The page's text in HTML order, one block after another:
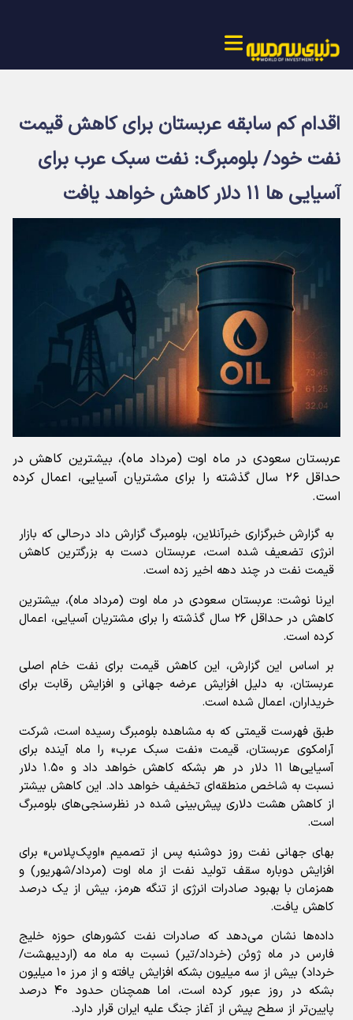
اقدام کم سابقه عربستان برای کاهش قیمت
نفت خود/ بلومبرگ: نفت سبک عرب برای
آسیایی ها ۱۱ دلار کاهش خواهد یافت
عربستان سعودی در ماه اوت (مرداد ماه)، بیشترین کاهش در
حداقل ۲۶ سال گذشته را برای مشتریان آسیایی، اعمال کرده
است.
به گزارش خبرگزاری‌ خبرآنلاین، بلومبرگ گزارش داد درحالی که بازار
انرژی تضعیف شده است، عربستان دست به بزرگترین کاهش
قیمت نفت در چند دهه اخیر زده است.
ایرنا نوشت: عربستان سعودی در ماه اوت (مرداد ماه)، بیشترین
کاهش در حداقل ۲۶ سال گذشته را برای مشتریان آسیایی، اعمال
کرده است.
بر اساس این گزارش، این کاهش قیمت برای نفت خام اصلی
عربستان، به دلیل افزایش عرضه جهانی و افزایش رقابت برای
خریداران، اعمال شده است.
طبق فهرست قیمتی که به مشاهده بلومبرگ رسیده است، شرکت
آرامکوی عربستان، قیمت «نفت سبک عرب» را ماه آینده برای
آسیایی‌ها ۱۱ دلار در هر بشکه کاهش خواهد داد و ۱.۵۰ دلار
نسبت به شاخص منطقه‌ای تخفیف خواهد داد. این کاهش بیشتر
از کاهش هشت دلاری پیش‌بینی شده در نظرسنجی‌های بلومبرگ
است.
بهای جهانی نفت روز دوشنبه پس از تصمیم «اوپک‌پلاس» برای
افزایش دوباره سقف تولید نفت از ماه اوت (مرداد/شهریور) و
همزمان با بهبود صادرات انرژی از تنگه هرمز، بیش از یک درصد
کاهش یافت.
داده‌ها نشان می‌دهد که صادرات نفت کشورهای حوزه خلیج
فارس در ماه ژوئن (خرداد/تیر) نسبت به ماه مه (اردیبهشت/
خرداد) بیش از سه میلیون بشکه افزایش یافته و از مرز ۱۰ میلیون
بشکه در روز عبور کرده است، اما همچنان حدود ۴۰ درصد
پایین‌تر از سطح پیش از آغاز جنگ علیه ایران قرار دارد.